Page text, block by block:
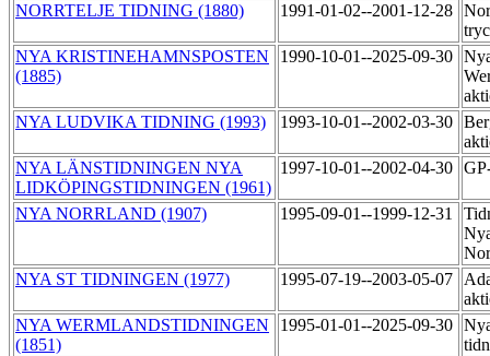
NORRTELJE TIDNING (1880)
1991-01-02--2001-12-28
NYA KRISTINEHAMNSPOSTEN
(1885)
1990-10-01--2025-09-30
NYA LUDVIKA TIDNING (1993)
1993-10-01--2002-03-30
NYA LÄNSTIDNINGEN NYA
LIDKÖPINGSTIDNINGEN (1961)
1997-10-01--2002-04-30
NYA NORRLAND (1907) 1995-09-01--1999-12-31
NYA ST TIDNINGEN (1977)
1995-07-19--2003-05-07
NYA WERMLANDSTIDNINGEN
(1851)
1995-01-01--2025-09-30